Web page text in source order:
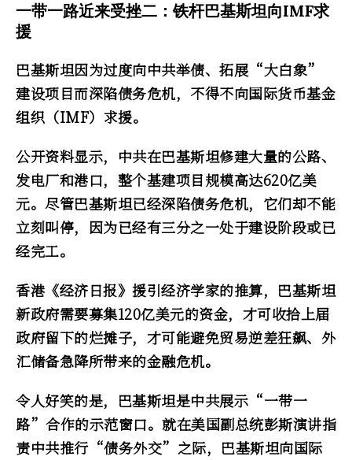
一带一路近来受挫二：铁杆巴基斯坦向IMF求
援
巴基斯坦因为过度向中共举债、拓展“大白象”
建设项目而深陷债务危机，不得不向国际货币基金
组织（IMF）求援。
公开资料显示，中共在巴基斯坦修建大量的公路、
发电厂和港口，整个基建项目规模高达620亿美
元。尽管巴基斯坦已经深陷债务危机，它们却不能
立刻叫停，因为已经有三分之一处于建设阶段或已
经完工。
香港《经济日报》援引经济学家的推算，巴基斯坦
新政府需要募集120亿美元的资金，才可收拾上届
政府留下的烂摊子，才可能避免贸易逆差狂飙、外
汇储备急降所带来的金融危机。
令人好笑的是，巴基斯坦是中共展示“一带一
路”合作的示范窗口。就在美国副总统彭斯演讲指
责中共推行“债务外交”之际，巴基斯坦向国际